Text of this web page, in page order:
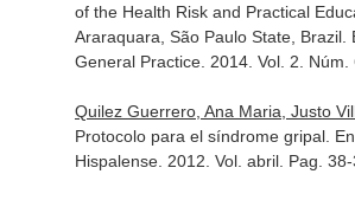
of the Health Risk and Practical
Araraquara, São Paulo State, Brazil.
General Practice. 2014. Vol. 2. Núm.
Quilez Guerrero, Ana Maria, Justo
Protocolo para el síndrome gripal.
Hispalense. 2012. Vol. abril. Pag. 38-